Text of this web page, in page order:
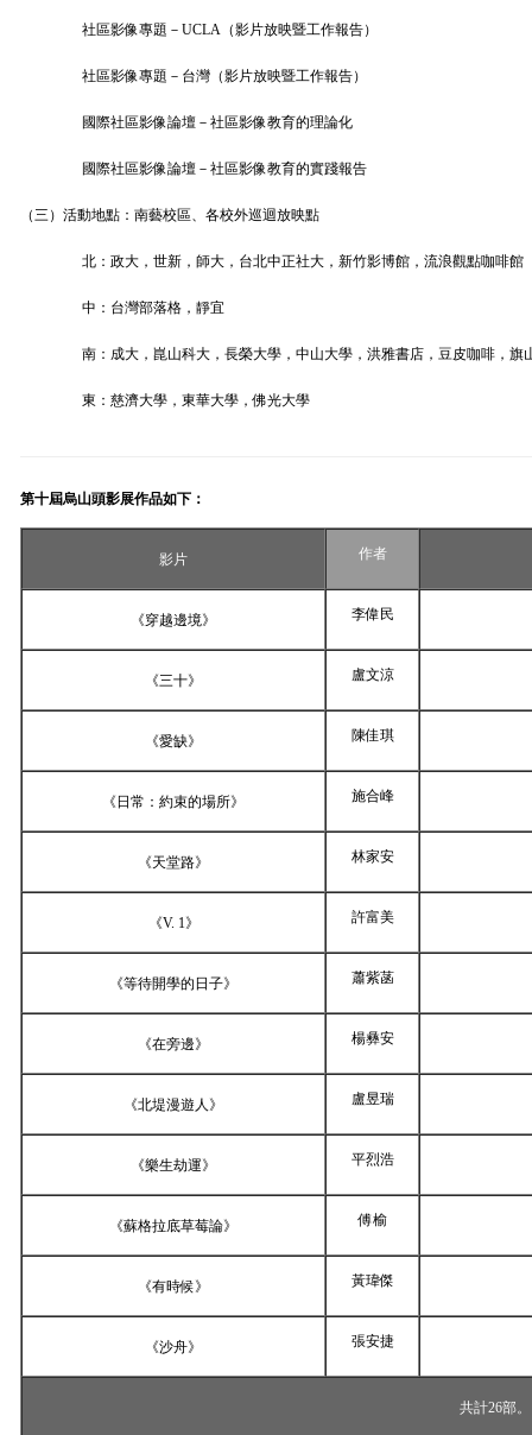
社區影像專題－ UCLA （影片放映暨工作報告）
社區影像專題－台灣（影片放映暨工作報告）
國際社區影像論壇－社區影像教育的理論化
國際社區影像論壇－社區影像教育的實踐報告
（三）活動地點：南藝校區、各校外巡迴放映點
北：政大，世新，師大，台北中正社大，新竹影博館，流浪觀點咖啡館
中：台灣部落格，靜宜
南：成大，崑山科大，長榮大學，中山大學，洪雅書店，豆皮咖啡，旗
東：慈濟大學，東華大學，佛光大學
第十屆烏山頭影展作品如下：
影片 作者
《穿越邊境》 李偉民
《三十》 盧文涼
《愛缺》 陳佳琪
《日常：約束的場所》 施合峰
《天堂路》 林家安
《V. 1》 許富美
《等待開學的日子》 蕭紫菡
《在旁邊》 楊彝安
《北堤漫遊人》 盧昱瑞
《樂生劫運》 平烈浩
《蘇格拉底草莓論》 傅榆
《有時候》 黃瑋傑
《沙舟》 張安捷
共計26部。